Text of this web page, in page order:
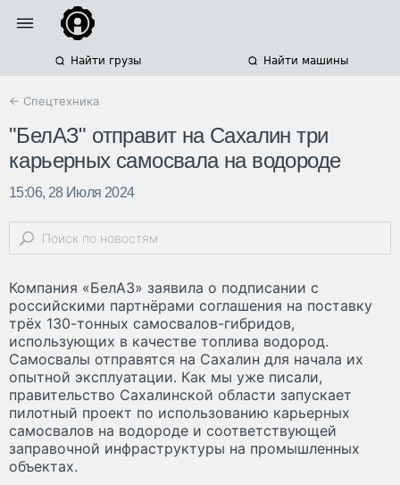
Найти грузы Найти машины
← Спецтехника
"БелАЗ" отправит на Сахалин три
карьерных самосвала на водороде
15:06, 28 Июля 2024
Компания «БелАЗ» заявила о подписании с
российскими партнёрами соглашения на поставку
трёх 130-тонных самосвалов-гибридов,
использующих в качестве топлива водород.
Самосвалы отправятся на Сахалин для начала их
опытной эксплуатации. Как мы уже писали,
правительство Сахалинской области запускает
пилотный проект по использованию карьерных
самосвалов на водороде и соответствующей
заправочной инфраструктуры на промышленных
объектах.